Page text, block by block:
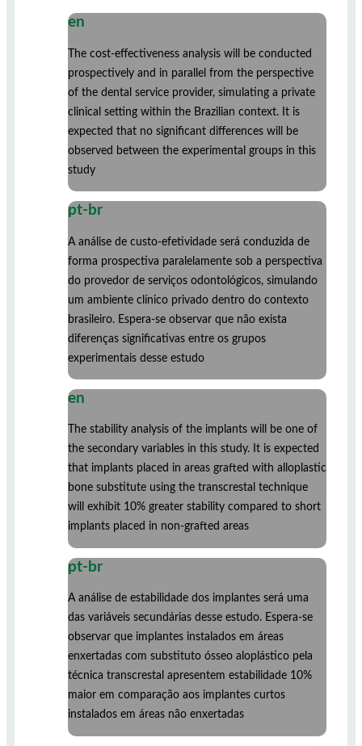
en
The cost-effectiveness analysis will be conducted
prospectively and in parallel from the perspective
of the dental service provider, simulating a private
clinical setting within the Brazilian context. It is
expected that no significant differences will be
observed between the experimental groups in this
study
pt-br
A análise de custo-efetividade será conduzida de
forma prospectiva paralelamente sob a perspectiva
do provedor de serviços odontológicos, simulando
um ambiente clínico privado dentro do contexto
brasileiro. Espera-se observar que não exista
diferenças significativas entre os grupos
experimentais desse estudo
en
The stability analysis of the implants will be one of
the secondary variables in this study. It is expected
that implants placed in areas grafted with alloplastic
bone substitute using the transcrestal technique
will exhibit 10% greater stability compared to short
implants placed in non-grafted areas
pt-br
A análise de estabilidade dos implantes será uma
das variáveis secundárias desse estudo. Espera-se
observar que implantes instalados em áreas
enxertadas com substituto ósseo aloplástico pela
técnica transcrestal apresentem estabilidade 10%
maior em comparação aos implantes curtos
instalados em áreas não enxertadas